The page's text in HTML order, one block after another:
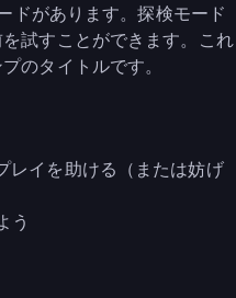
ドがあります。探検モード
試すことができます。これ
のタイトルです。
レイを助ける（または妨げ
う